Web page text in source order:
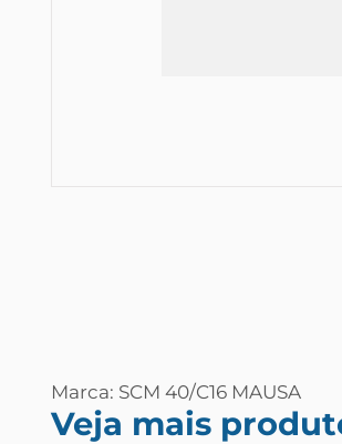
Marca: SCM 40/C16 MAUSA
Veja mais